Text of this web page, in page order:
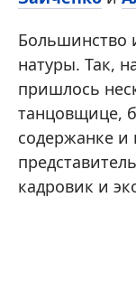
Большинство
натуры. Так,
пришлось
танцовщице,
содержанке и
кадровик и